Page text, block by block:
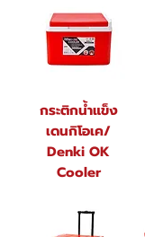
กระติกน้ำแข็ง
เดนกิโอเค/
Denki OK
Cooler